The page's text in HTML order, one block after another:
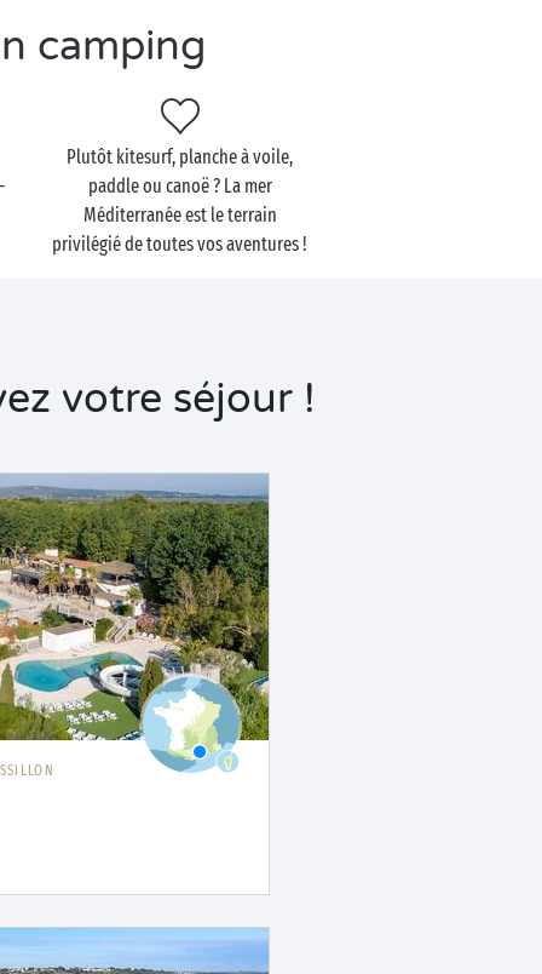
camping
Plutôt kitesurf, planche à voile,
paddle ou canoë ? La mer
Méditerranée est le terrain
privilégié de toutes vos aventures !
votre séjour !